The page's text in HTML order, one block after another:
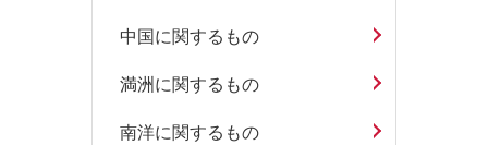
中国に関するもの
満洲に関するもの
南洋に関するもの